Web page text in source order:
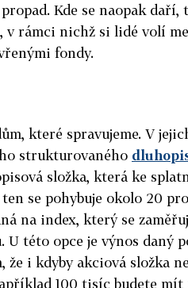
Kde se naopak daří,
rámci nichž si lidé volí
fondy.
které spravujeme. V
strukturovaného
složka, která ke
se pohybuje okolo 20
na index, který se
této opce je výnos daný
že i kdyby akciová složka
100 tisíc budete